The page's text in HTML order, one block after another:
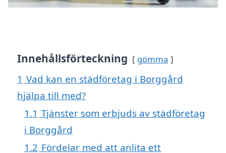
Innehållsförteckning gömma
1 Vad kan en städföretag i Borggård
hjälpa till med?
1.1 Tjänster som erbjuds av städföretag
i Borggård
1.2 Fördelar med att anlita ett